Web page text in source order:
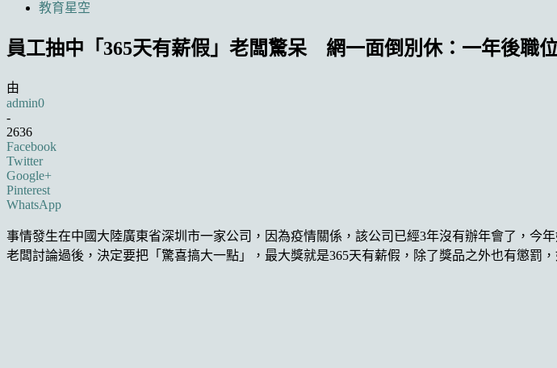
教育星空
員工抽中「365天有薪假」老闆驚呆 網一面倒別休：一年後職
由
admin0
-
2636
Facebook
Twitter
Google+
Pinterest
WhatsApp
事情發生在中國大陸廣東省深圳市一家公司，因為疫情關係，該公司已經3年沒有辦年會了，
老闆討論過後，決定要把「驚喜搞大一點」，最大獎就是365天有薪假，除了獎品之外也有懲罰